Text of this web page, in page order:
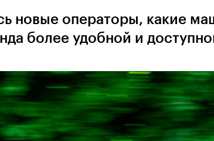
новые операторы, какие
более удобной и